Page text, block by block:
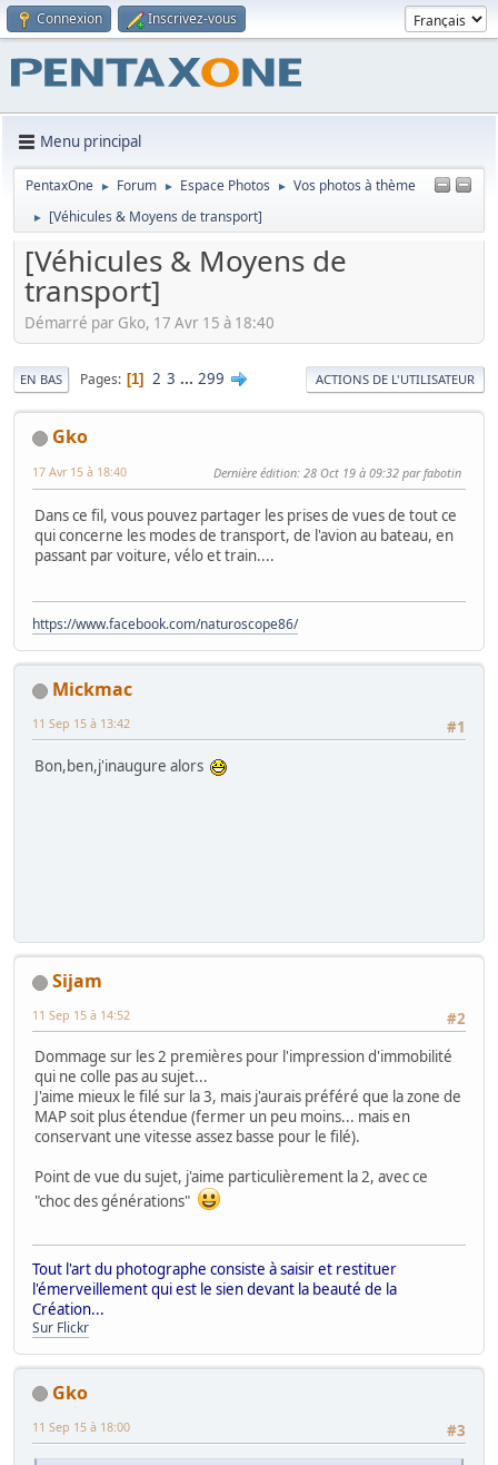
Connexion Inscrivez-vous
Menu principal
PentaxOne ► Forum ► Espace Photos ► Vos photos à thème
► [Véhicules & Moyens de transport]
[Véhicules & Moyens de
transport]
Démarré par Gko, 17 Avr 15 à 18:40
EN BAS Pages 1 2 3 ... 299 ACTIONS DE L'UTILISATEUR
Gko
17 Avr 15 à 18:40 Dernière édition: 28 Oct 19 à 09:32 par fabotin
Dans ce fil, vous pouvez partager les prises de vues de tout ce
qui concerne les modes de transport, de l'avion au bateau, en
passant par voiture, vélo et train....
https://www.facebook.com/naturoscope86/
Mickmac
#1
11 Sep 15 à 13:42
Bon,ben,j'inaugure alors
Sijam
#2
11 Sep 15 à 14:52
Dommage sur les 2 premières pour l'impression d'immobilité
qui ne colle pas au sujet...
J'aime mieux le filé sur la 3, mais j'aurais préféré que la zone de
MAP soit plus étendue (fermer un peu moins... mais en
conservant une vitesse assez basse pour le filé).
Point de vue du sujet, j'aime particulièrement la 2, avec ce
"choc des générations"
Tout l'art du photographe consiste à saisir et restituer
l'émerveillement qui est le sien devant la beauté de la
Création...
Sur Flickr
Gko
#3
11 Sep 15 à 18:00